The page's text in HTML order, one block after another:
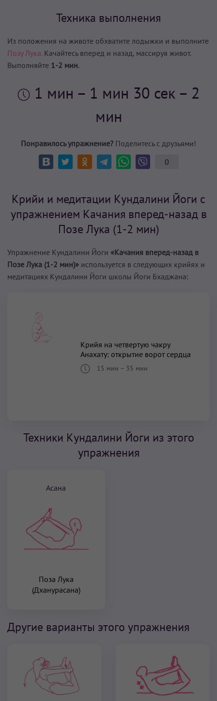
Техника выполнения
Из положения на животе обхватите лодыжки и выполните
Позу Лука.Качайтесь вперед и назад, массируя живот.
Выполняйте 1-2 мин.
1 мин – 1 мин 30 сек – 2
мин
Понравилось упражнение? Поделитесь с друзьями!
0
Крийи и медитации Кундалини Йоги с
упражнением Качания вперед-назад в
Позе Лука (1-2 мин)
Упражнение Кундалини Йоги «Качания вперед-назад в
Позе Лука (1-2 мин)» используется в следующих крийях и
медитациях Кундалини Йоги школы Йоги Бхаджана:
Крийя на четвертую чакру
Анахату: открытие ворот сердца
15 мин – 35 мин
Техники Кундалини Йоги из этого
упражнения
Асана
Поза Лука
(Дханурасана)
Другие варианты этого упражнения